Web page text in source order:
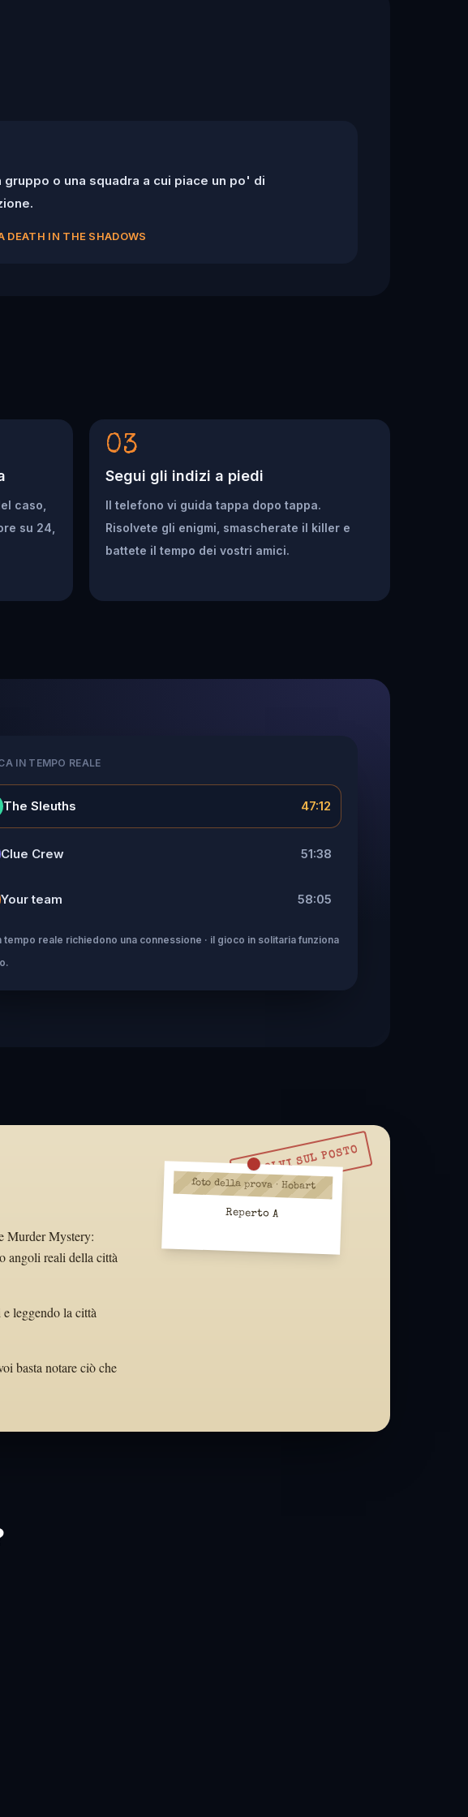
gruppo o una squadra a cui piace un po' di
DEATH IN THE SHADOWS
caso,
su 24,
03
Segui gli indizi a piedi
Il telefono vi guida tappa dopo tappa.
Risolvete gli enigmi, smascherate il killer e
battete il tempo dei vostri amici.
IN TEMPO REALE
The Sleuths 47:12
Clue Crew 51:38
Your team 58:05
tempo reale richiedono una connessione · il gioco in solitaria funziona
RISOLVI SUL POSTO
Murder Mystery:
angoli reali della città
leggendo la città
basta notare ciò che
foto della prova · Hobart
Reperto A